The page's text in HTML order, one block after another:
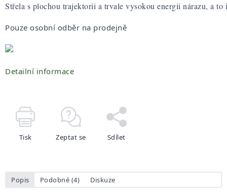
Střela s plochou trajektorii a trvale vysokou energii nárazu, a to
Pouze osobní odběr na prodejně
Detailní informace
Tisk Zeptat se Sdílet
Popis Podobné (4) Diskuze